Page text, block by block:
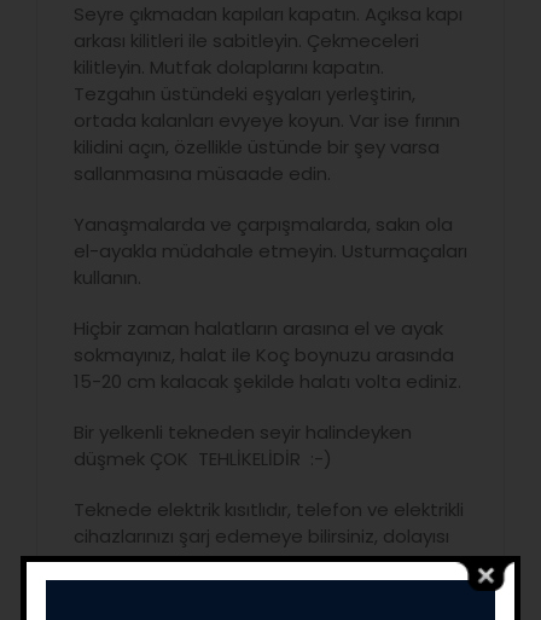
Seyre çıkmadan kapıları kapatın. Açıksa kapı
arkası kilitleri ile sabitleyin. Çekmeceleri
kilitleyin. Mutfak dolaplarını kapatın.
Tezgahın üstündeki eşyaları yerleştirin,
ortada kalanları evyeye koyun. Var ise fırının
kilidini açın, özellikle üstünde bir şey varsa
sallanmasına müsaade edin.
Yanaşmalarda ve çarpışmalarda, sakın ola
el-ayakla müdahale etmeyin. Usturmaçaları
kullanın.
Hiçbir zaman halatların arasına el ve ayak
sokmayınız, halat ile Koç boynuzu arasında
15-20 cm kalacak şekilde halatı volta ediniz.
Bir yelkenli tekneden seyir halindeyken
düşmek ÇOK TEHLİKELİDİR :-)
Teknede elektrik kısıtlıdır, telefon ve elektrikli
cihazlarınızı şarj edemeye bilirsiniz, dolayısı
ile teknolojik cihazlardan uzak kalabilmek